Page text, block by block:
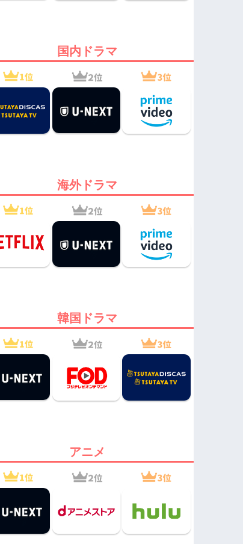
国内ドラマ
海外ドラマ
韓国ドラマ
アニメ